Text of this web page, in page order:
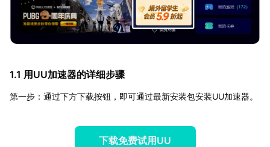
1.1 用UU加速器的详细步骤
第一步：通过下方下载按钮，即可通过最新安装包安装UU加速器。
下载免费试用UU